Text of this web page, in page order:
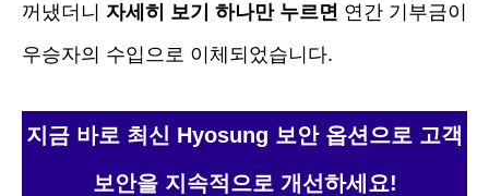
꺼냈더니 자세히 보기 하나만 누르면 연간 기부금이
우승자의 수입으로 이체되었습니다.
지금 바로 최신 Hyosung 보안 옵션으로 고객
보안을 지속적으로 개선하세요!